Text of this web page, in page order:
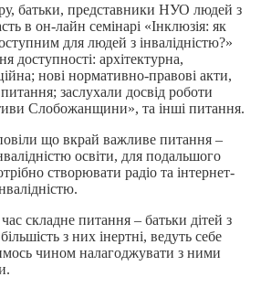
батьки, представники НУО людей з
в он-лайн семінарі «Інклюзія: як
для людей з інвалідністю?»
доступності: архітектурна,
нові нормативно-правові акти,
заслухали досвід роботи
Слобожанщини», та інші питання.
що вкрай важливе питання –
освіти, для подальшого
створювати радіо та інтернет-
складне питання – батьки дітей з
з них інертні, ведуть себе
чином налагоджувати з ними